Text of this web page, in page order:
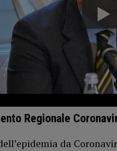
Regionale
da